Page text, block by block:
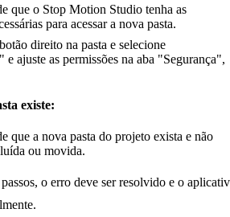
que o Stop Motion Studio tenha as
para acessar a nova pasta.
direito na pasta e selecione
e ajuste as permissões na aba "Segurança",
existe:
que a nova pasta do projeto exista e não
ou movida.
passos, o erro deve ser resolvido e o